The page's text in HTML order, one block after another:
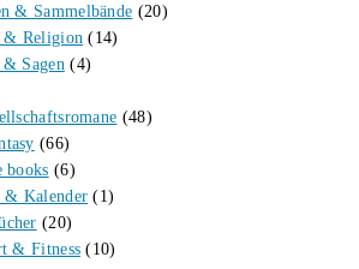
& Sammelbände (20)
& Religion (14)
Sagen (4)
(48)
(66)
books (6)
& Kalender (1)
(20)
& Fitness (10)